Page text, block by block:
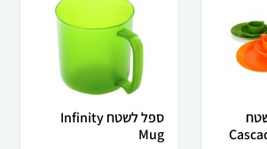
ספל לשטח Infinity
Mug